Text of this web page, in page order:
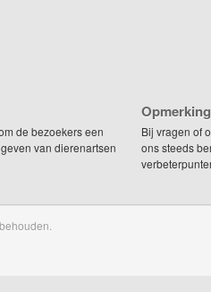
de bezoekers een
van dierenartsen
Bij vragen of
ons steeds